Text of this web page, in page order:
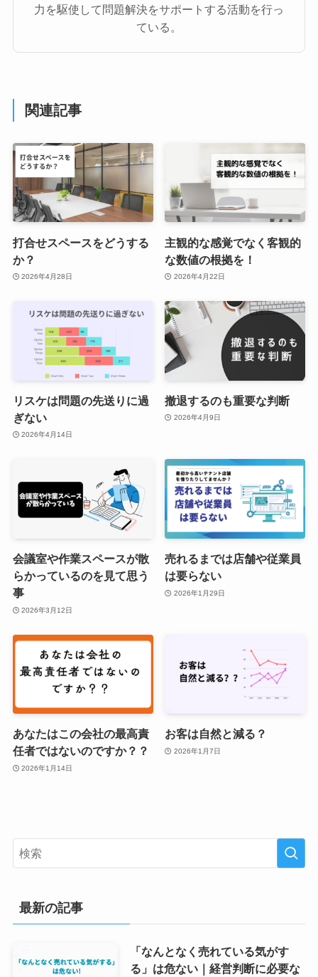
力を駆使して問題解決をサポートする活動を行っ
ている。
関連記事
打合せスペースをどうする
か？
2026年4月28日
主観的な感覚でなく客観的
な数値の根拠を！
2026年4月22日
リスケは問題の先送りに過
ぎない
2026年4月14日
撤退するのも重要な判断
2026年4月9日
会議室や作業スペースが散
らかっているのを見て思う
事
2026年3月12日
売れるまでは店舗や従業員
は要らない
2026年1月29日
あなたはこの会社の最高責
任者ではないのですか？？
2026年1月14日
お客は自然と減る？
2026年1月7日
最新の記事
「なんとなく売れている気がす
る」は危ない｜経営判断に必要な